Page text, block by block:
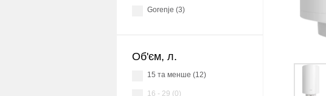
Gorenje (3)
Об'єм, л.
15 та менше (12)
16 - 29 (0)